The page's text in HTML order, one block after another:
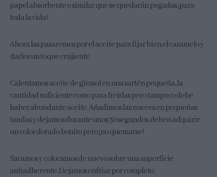
papel absorbente o similar que se quedarán pegadas ¡para
toda la vida!
Ahora las pasaremos por el aceite para fijar bien el caramelo y
darles un toque crujiente.
Calentamos aceite de girasol en una sartén pequeña, la
cantidad suficiente como para freírlas pero tampoco debe
haber abundante aceite. Añadimos las nueces en pequeñas
tandas y dejamos durante unos 30 segundos, deben adquirir
un color dorado bonito pero ¡no quemarse!
Sacamos y colocamos de nuevo sobre una superficie
antiadherente. Dejamos enfriar por completo.